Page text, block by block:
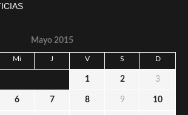
Mayo 2015
Mi J V S D
1 2 3
6 7 8 9 10